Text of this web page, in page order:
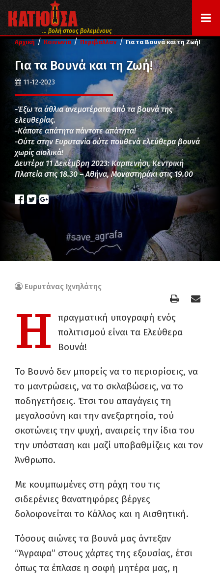
... βολή στους βολεμένους
Αρχική / Κοινωνία / Περιβάλλον / Για τα Βουνά και τη Ζωή!
Για τα Βουνά και τη Ζωή!
11-12-2023
-Έξω τα άθλια ανεμοτέρατα από τα βουνά της
ελευθερίας.
-Κάποτε απάτητα πάντοτε απάτητα!
-Ούτε στην Ευρυτανία ούτε πουθενά ελεύθερα βουνά
χωρίς αιολικά!
Δευτέρα 11 Δεκέμβρη 2023: Καρπενήσι, Κεντρική
Πλατεία στις 18.30 – Αθήνα, Μοναστηράκι στις 19.00
Ευρυτάνας Ιχνηλάτης
Η
πραγματική υπογραφή ενός
πολιτισμού είναι τα Ελεύθερα
Βουνά!
Το Βουνό δεν μπορείς να το περιορίσεις, να
το μαντρώσεις, να το σκλαβώσεις, να το
ποδηγετήσεις. Έτσι του απαγάγεις τη
μεγαλοσύνη και την ανεξαρτησία, τού
σκοτώνεις την ψυχή, αναιρείς την ίδια του
την υπόσταση και μαζί υποβαθμίζεις και τον
Άνθρωπο.
Με κουμπωμένες στη ράχη του τις
σιδερένιες θανατηφόρες βέργες
δολοφονείται το Κάλλος και η Αισθητική.
Τόσους αιώνες τα βουνά μας άντεξαν
“Άγραφα” στους χάρτες της εξουσίας, έτσι
όπως τα έπλασε η σοφή μητέρα μας, η